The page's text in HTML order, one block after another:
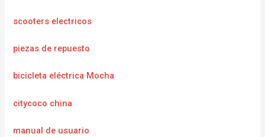
scooters electricos
piezas de repuesto
bicicleta eléctrica Mocha
citycoco china
manual de usuario